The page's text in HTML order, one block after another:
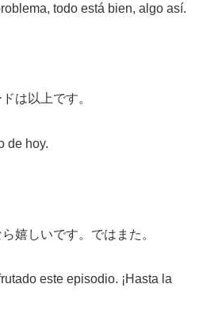
todo está bien, algo así.
は以上です。
de hoy.
嬉しいです。ではまた。
este episodio. ¡Hasta la